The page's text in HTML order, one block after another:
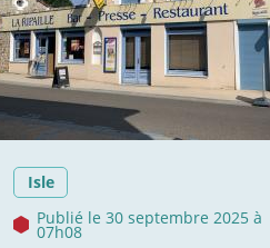
Isle
Publié le 30 septembre 2025 à
07h08